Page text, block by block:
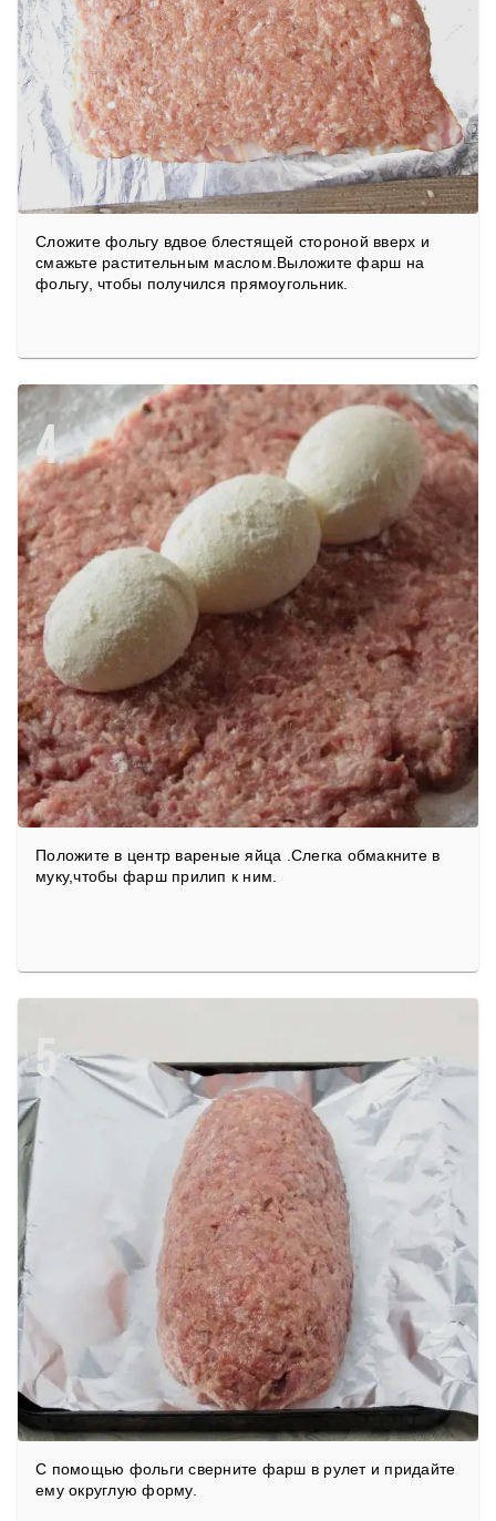
Сложите фольгу вдвое блестящей стороной вверх и
смажьте растительным маслом.Выложите фарш на
фольгу, чтобы получился прямоугольник.
4
Положите в центр вареные яйца .Слегка обмакните в
муку,чтобы фарш прилип к ним.
5
С помощью фольги сверните фарш в рулет и придайте
ему округлую форму.